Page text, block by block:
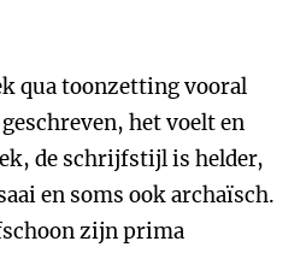
qua toonzetting vooral
het voelt en
de schrijfstijl is helder,
en soms ook archaïsch.
zijn prima